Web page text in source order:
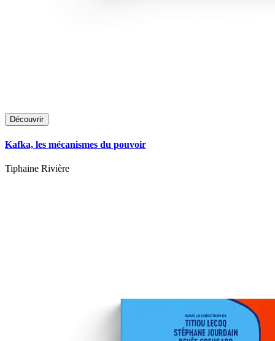
Découvrir
Kafka, les mécanismes du pouvoir
Tiphaine Rivière